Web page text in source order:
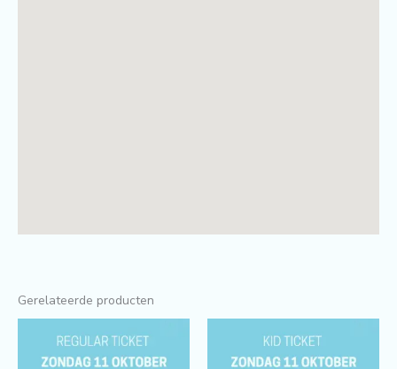
Gerelateerde producten